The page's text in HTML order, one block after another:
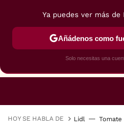
RESTAURANTES
HOY SE HABLA DE Lidl Tomate
Ya puedes ver más de
Añádenos como
Solo necesitas una